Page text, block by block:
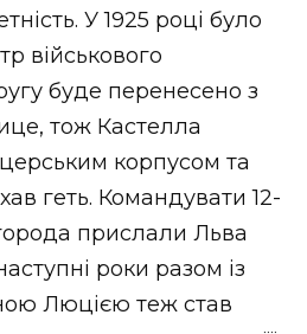
У 1925 році було
військового
буде перенесено з
тож Кастелла
корпусом та
геть. Командувати 12-
прислали Льва
роки разом із
Люцією теж став